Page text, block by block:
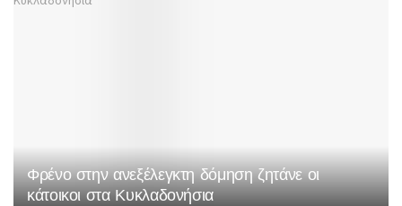
Φρένο στην ανεξέλεγκτη δόμηση ζητάνε οι
κάτοικοι στα Κυκλαδονήσια